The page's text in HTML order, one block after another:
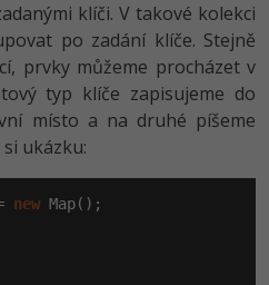
klíči. V takové kolekci
po zadání klíče. Stejně
prvky můžeme procházet v
typ klíče zapisujeme do
místo a na druhé píšeme
ukázku:
new Map();